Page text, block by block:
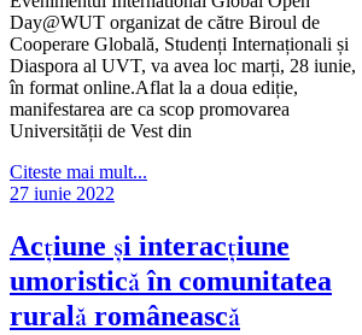
Day@WUT organizat de către Biroul de
Cooperare Globală, Studenți Internaționali și
Diaspora al UVT, va avea loc marți, 28 iunie,
în format online.Aflat la a doua ediție,
manifestarea are ca scop promovarea
Universității de Vest din
Citeste mai mult...
27 iunie 2022
Acțiune şi interacțiune
umoristică în comunitatea
rurală românească